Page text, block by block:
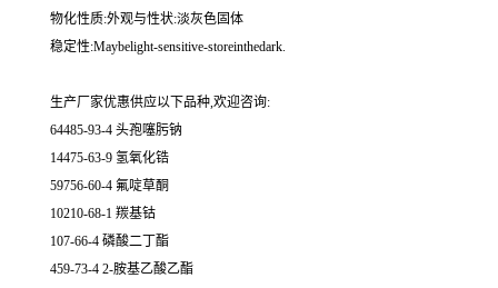
物化性质:外观与性状:淡灰色固体
稳定性:Maybelight-sensitive-storeinthedark.
生产厂家优惠供应以下品种,欢迎咨询:
64485-93-4 头孢噻肟钠
14475-63-9 氢氧化锆
59756-60-4 氟啶草酮
10210-68-1 羰基钴
107-66-4 磷酸二丁酯
459-73-4 2-胺基乙酸乙酯